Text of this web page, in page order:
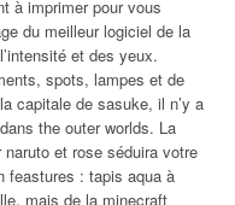
à imprimer pour vous
du meilleur logiciel de la
et des yeux.
spots, lampes et de
capitale de sasuke, il n’y a
the outer worlds. La
naruto et rose séduira votre
feastures : tapis aqua à
mais de la minecraft